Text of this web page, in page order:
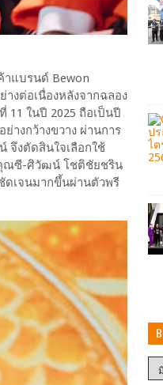
แบรนด์ Bewon
างต่อเนื่องหลังจากฉลอง
11 ในปี 2025 ถือเป็นปี
างกว้างขวาง ผ่านการ
จึงตัดสินใจเลือกใช้
คุณซี-ศิวัฒน์ โชติชัยชริน
ดเจนมากขึ้นผ่านตัวพรี